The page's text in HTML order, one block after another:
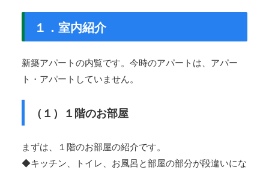
１．室内紹介
新築アパートの内覧です。今時のアパートは、アパー
ト・アパートしていません。
（１）１階のお部屋
まずは、１階のお部屋の紹介です。
◆キッチン、トイレ、お風呂と部屋の部分が段違いにな